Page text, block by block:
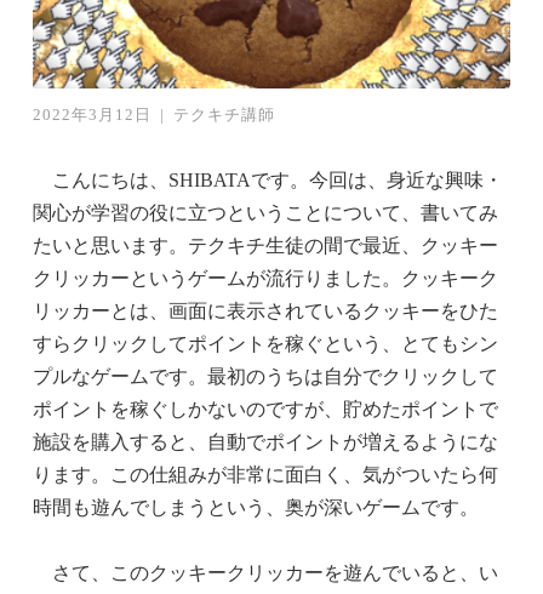
2022年3月12日 | テクキチ講師
こんにちは、SHIBATAです。今回は、身近な興味・
関心が学習の役に立つということについて、書いてみ
たいと思います。テクキチ生徒の間で最近、クッキー
クリッカーというゲームが流行りました。クッキーク
リッカーとは、画面に表示されているクッキーをひた
すらクリックしてポイントを稼ぐという、とてもシン
プルなゲームです。最初のうちは自分でクリックして
ポイントを稼ぐしかないのですが、貯めたポイントで
施設を購入すると、自動でポイントが増えるようにな
ります。この仕組みが非常に面白く、気がついたら何
時間も遊んでしまうという、奥が深いゲームです。
さて、このクッキークリッカーを遊んでいると、い